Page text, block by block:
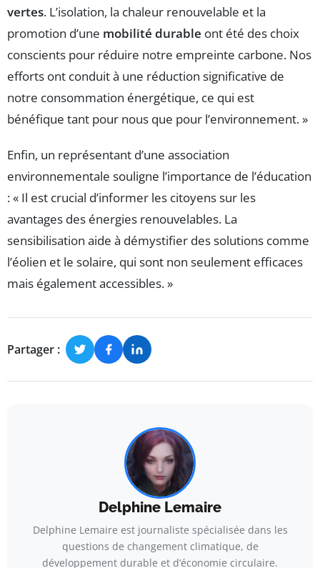
vertes. L’isolation, la chaleur renouvelable et la
promotion d’une mobilité durable ont été des choix
conscients pour réduire notre empreinte carbone. Nos
efforts ont conduit à une réduction significative de
notre consommation énergétique, ce qui est
bénéfique tant pour nous que pour l’environnement. »
Enfin, un représentant d’une association
environnementale souligne l’importance de l’éducation
: « Il est crucial d’informer les citoyens sur les
avantages des énergies renouvelables. La
sensibilisation aide à démystifier des solutions comme
l’éolien et le solaire, qui sont non seulement efficaces
mais également accessibles. »
Partager :
Delphine Lemaire
Delphine Lemaire est journaliste spécialisée dans les
questions de changement climatique, de
développement durable et d’économie circulaire.